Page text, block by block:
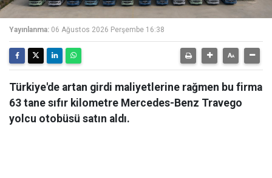
Yayınlanma: 06 Ağustos 2026 Perşembe 16:38
Türkiye'de artan girdi maliyetlerine rağmen bu firma
63 tane sıfır kilometre Mercedes-Benz Travego
yolcu otobüsü satın aldı.